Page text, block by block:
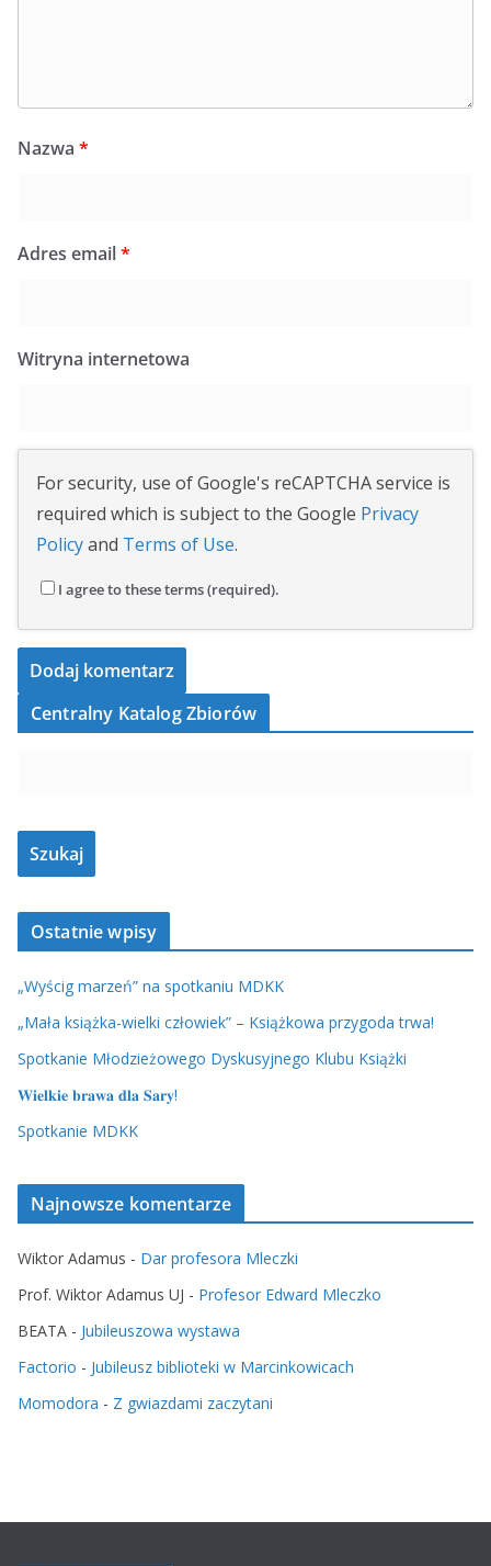
Nazwa *
Adres email*
Witryna internetowa
For security, use of Google's reCAPTCHA service is
required which is subject to the Google Privacy
Policyand Terms of Use.
I agree to these terms (required).
Centralny Katalog Zbiorów
Ostatnie wpisy
„Wyścig marzeń” na spotkaniu MDKK
„Mała książka-wielki człowiek” – Książkowa przygoda trwa!
Spotkanie Młodzieżowego Dyskusyjnego Klubu Książki
𝐖𝐢𝐞𝐥𝐤𝐢𝐞 𝐛𝐫𝐚𝐰𝐚 𝐝𝐥𝐚 𝐒𝐚𝐫𝐲!
Spotkanie MDKK
Najnowsze komentarze
Wiktor Adamus - Dar profesora Mleczki
Prof. Wiktor Adamus UJ - Profesor Edward Mleczko
BEATA - Jubileuszowa wystawa
Factorio - Jubileusz biblioteki w Marcinkowicach
Momodora - Z gwiazdami zaczytani